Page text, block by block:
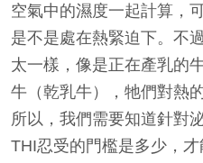
空氣中的濕度一起計算，
是不是處在熱緊迫下。不
太一樣，像是正在產乳的
牛（乾乳牛），牠們對熱
所以，我們需要知道針對
THI忍受的門檻是多少，